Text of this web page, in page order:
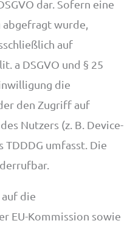
dar. Sofern eine
wurde,
auf
a DSGVO und § 25
die
den Zugriff auf
Nutzers (z. B. Device-
umfasst. Die
die
EU-Kommission sowie